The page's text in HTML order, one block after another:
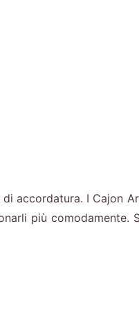
accordatura. I Cajon
più comodamente.